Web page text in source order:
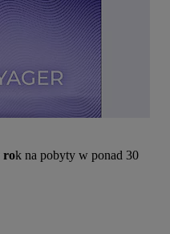
rok na pobyty w ponad 30